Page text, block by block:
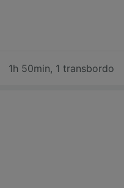
1h 50min, 1 transbordo